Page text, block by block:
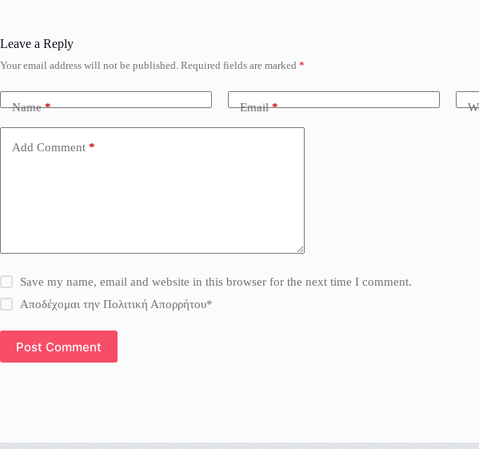
Leave a Reply
Your email address will not be published. Required fields are marked *
Name* Email*
Add Comment *
Save my name, email and website in this browser for the next time I comment.
Αποδέχομαι την Πολιτική Απορρήτου*
Post Comment